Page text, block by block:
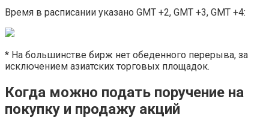
Время в расписании указано GMT +2, GMT +3, GMT +4:
* На большинстве бирж нет обеденного перерыва, за
исключением азиатских торговых площадок.
Когда можно подать поручение на
покупку и продажу акций